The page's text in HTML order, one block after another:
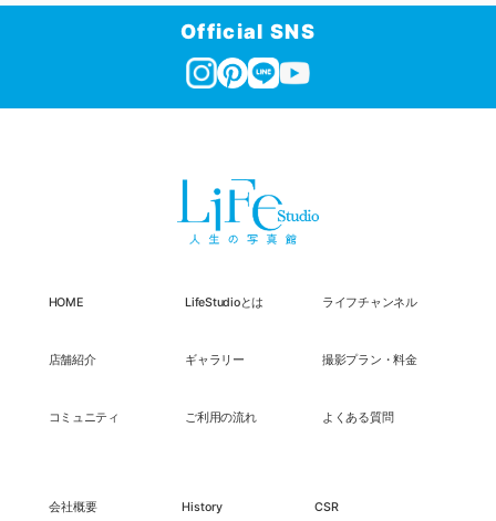
Official SNS
HOME LifeStudioとは ライフチャンネル
店舗紹介 ギャラリー 撮影プラン・料金
コミュニティ ご利用の流れ よくある質問
会社概要 History CSR